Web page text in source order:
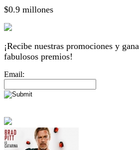
$0.9 millones
¡Recibe nuestras promociones y gana
fabulosos premios!
Email: